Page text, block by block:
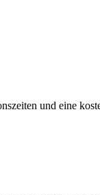
und eine